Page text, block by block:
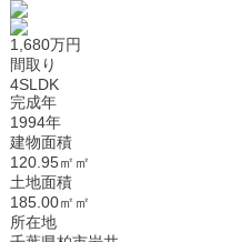
1,680万円
間取り
4SLDK
完成年
1994年
建物面積
120.95㎡㎡
土地面積
185.00㎡㎡
所在地